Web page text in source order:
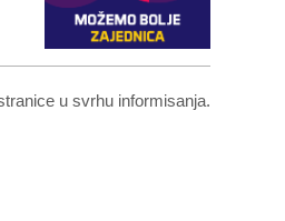
u svrhu informisanja.